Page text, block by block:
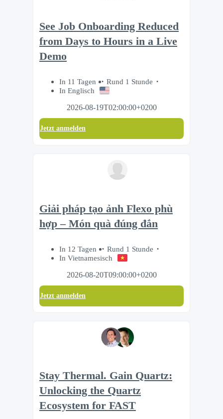
See Job Onboarding Reduced
from Days to Hours in a Live
Demo
In 11 Tagen
Rund 1 Stunde
In Englisch
2026-08-19T02:00:00+0200
Jetzt anmelden
Giải pháp tạo ảnh Flexo phù
hợp – Món quà đúng đắn
In 12 Tagen
Rund 1 Stunde
In Vietnamesisch
2026-08-20T09:00:00+0200
Jetzt anmelden
Stay Thermal. Gain Quartz:
Unlocking the Quartz
Ecosystem for FAST